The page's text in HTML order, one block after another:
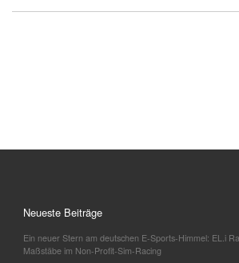
Neueste Beiträge
Ein neuer Stern am deutschen E-Sports-Himmel: EL.i
Maßstäbe im Non-Profit-Sim-Racing